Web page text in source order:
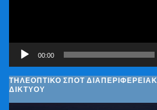
00:00
ΤΗΛΕΟΠΤΙΚΟ ΣΠΟΤ
ΔΙΚΤΥΟΥ